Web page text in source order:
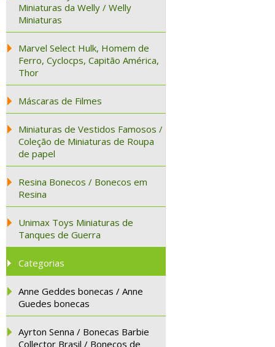
Miniaturas da Welly / Welly
Miniaturas
Marvel Select Hulk, Homem de
Ferro, Cyclocps, Capitão América,
Thor
Máscaras de Filmes
Miniaturas de Vestidos Famosos /
Coleção de Miniaturas de Roupa
de papel
Resina Bonecos / Bonecos em
Resina
Unimax Toys Miniaturas de
Tanques de Guerra
Categorias
Anne Geddes bonecas / Anne
Guedes bonecas
Ayrton Senna / Bonecas Barbie
Collector Brasil / Bonecos de